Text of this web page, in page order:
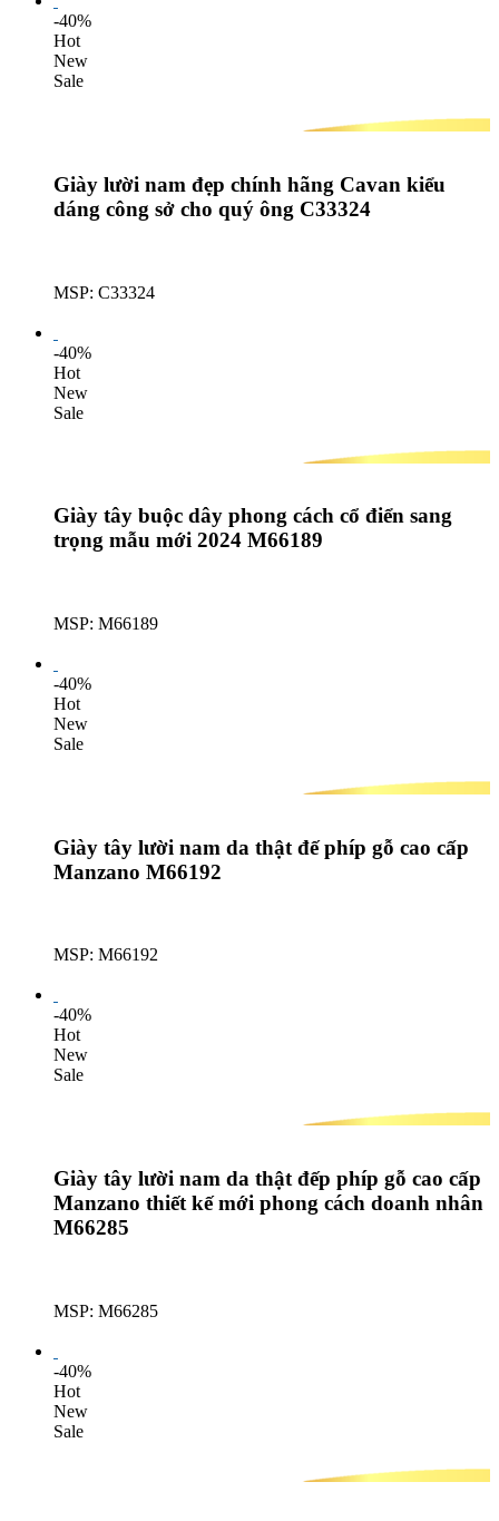
-40%
Hot
New
Sale
Giày lười nam đẹp chính hãng Cavan kiểu
dáng công sở cho quý ông C33324
MSP: C33324
-40%
Hot
New
Sale
Giày tây buộc dây phong cách cổ điển sang
trọng mẫu mới 2024 M66189
MSP: M66189
-40%
Hot
New
Sale
Giày tây lười nam da thật đế phíp gỗ cao cấp
Manzano M66192
MSP: M66192
-40%
Hot
New
Sale
Giày tây lười nam da thật đếp phíp gỗ cao cấp
Manzano thiết kế mới phong cách doanh nhân
M66285
MSP: M66285
-40%
Hot
New
Sale